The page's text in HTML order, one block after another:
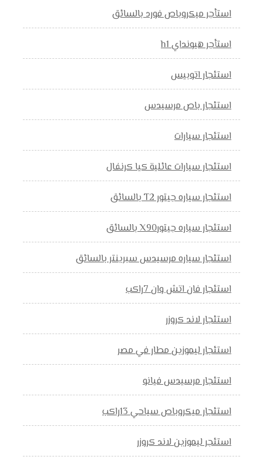
استأجر ميكروباص فورد بالسائق
استأجر هيونداي h1
استئجار اتوبيس
استئجار باص مرسيدس
استئجار سيارات
استئجار سيارات عائلية كيا كرنفال
استئجار سياره جيتور T2 بالسائق
استئجار سياره جيتورX90 بالسائق
استئجار سياره مرسيدس سبرينتر بالسائق
استئجار فان اتش وان 7راكب
استئجار لاند كروزر
استئجار ليموزين مطار في مصر
استئجار مرسيدس فيانو
استئجار ميكروباص سياحي 13راكب
استئجر ليموزين لاند كروزر